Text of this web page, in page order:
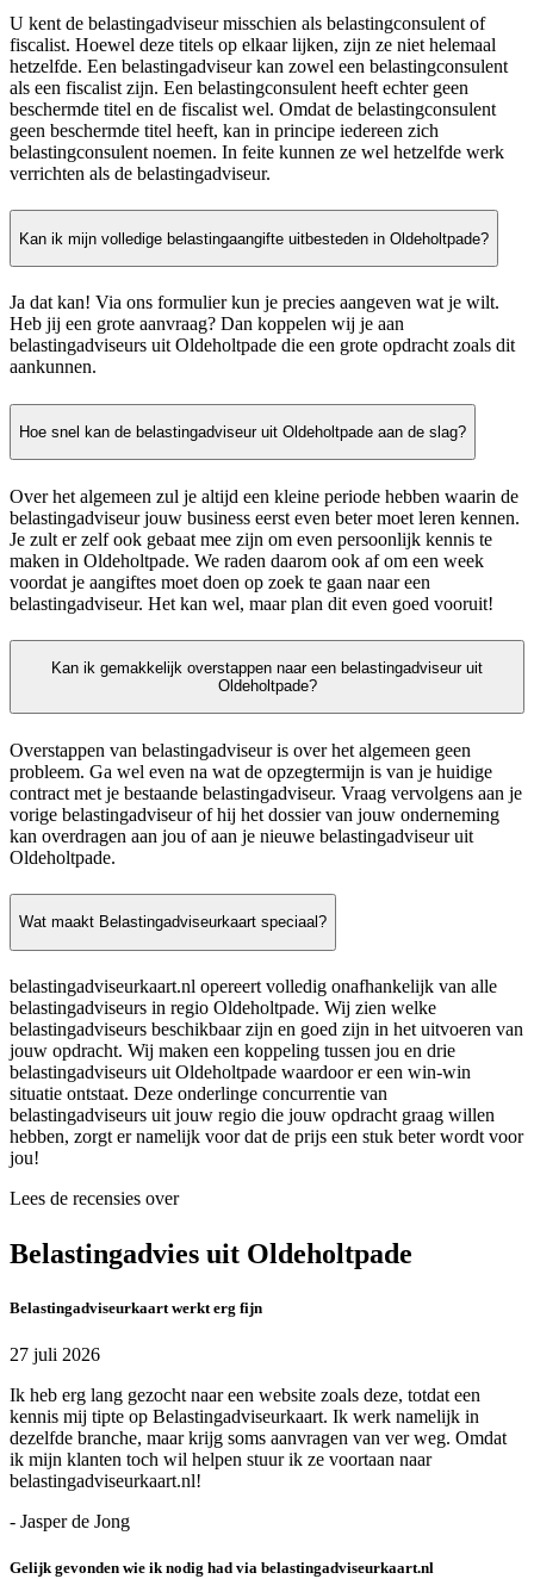
U kent de belastingadviseur misschien als belastingconsulent of
fiscalist. Hoewel deze titels op elkaar lijken, zijn ze niet helemaal
hetzelfde. Een belastingadviseur kan zowel een belastingconsulent
als een fiscalist zijn. Een belastingconsulent heeft echter geen
beschermde titel en de fiscalist wel. Omdat de belastingconsulent
geen beschermde titel heeft, kan in principe iedereen zich
belastingconsulent noemen. In feite kunnen ze wel hetzelfde werk
verrichten als de belastingadviseur.
Kan ik mijn volledige belastingaangifte uitbesteden in Oldeholtpade?
Ja dat kan! Via ons formulier kun je precies aangeven wat je wilt.
Heb jij een grote aanvraag? Dan koppelen wij je aan
belastingadviseurs uit Oldeholtpade die een grote opdracht zoals dit
aankunnen.
Hoe snel kan de belastingadviseur uit Oldeholtpade aan de slag?
Over het algemeen zul je altijd een kleine periode hebben waarin de
belastingadviseur jouw business eerst even beter moet leren kennen.
Je zult er zelf ook gebaat mee zijn om even persoonlijk kennis te
maken in Oldeholtpade. We raden daarom ook af om een week
voordat je aangiftes moet doen op zoek te gaan naar een
belastingadviseur. Het kan wel, maar plan dit even goed vooruit!
Kan ik gemakkelijk overstappen naar een belastingadviseur uit
Oldeholtpade?
Overstappen van belastingadviseur is over het algemeen geen
probleem. Ga wel even na wat de opzegtermijn is van je huidige
contract met je bestaande belastingadviseur. Vraag vervolgens aan je
vorige belastingadviseur of hij het dossier van jouw onderneming
kan overdragen aan jou of aan je nieuwe belastingadviseur uit
Oldeholtpade.
Wat maakt Belastingadviseurkaart speciaal?
belastingadviseurkaart.nl opereert volledig onafhankelijk van alle
belastingadviseurs in regio Oldeholtpade. Wij zien welke
belastingadviseurs beschikbaar zijn en goed zijn in het uitvoeren van
jouw opdracht. Wij maken een koppeling tussen jou en drie
belastingadviseurs uit Oldeholtpade waardoor er een win-win
situatie ontstaat. Deze onderlinge concurrentie van
belastingadviseurs uit jouw regio die jouw opdracht graag willen
hebben, zorgt er namelijk voor dat de prijs een stuk beter wordt voor
jou!
Lees de recensies over
Belastingadvies uit Oldeholtpade
Belastingadviseurkaart werkt erg fijn
27 juli 2026
Ik heb erg lang gezocht naar een website zoals deze, totdat een
kennis mij tipte op Belastingadviseurkaart. Ik werk namelijk in
dezelfde branche, maar krijg soms aanvragen van ver weg. Omdat
ik mijn klanten toch wil helpen stuur ik ze voortaan naar
belastingadviseurkaart.nl!
- Jasper de Jong
Gelijk gevonden wie ik nodig had via belastingadviseurkaart.nl